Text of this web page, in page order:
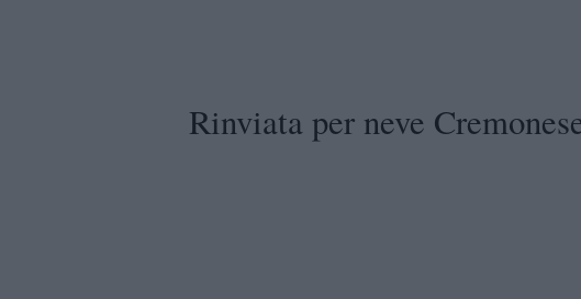
Rinviata per neve